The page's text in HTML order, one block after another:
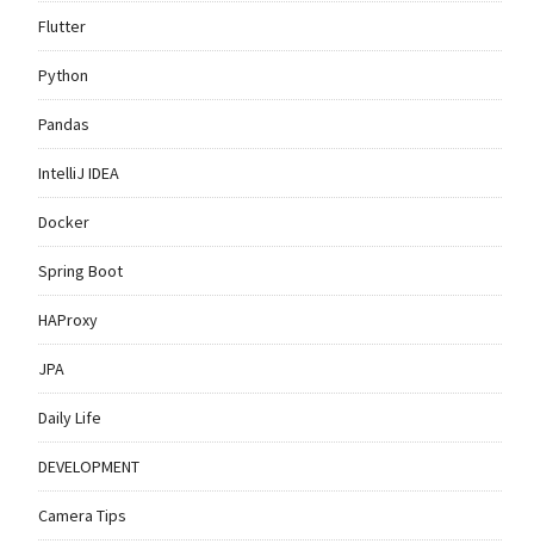
Flutter
Python
Pandas
IntelliJ IDEA
Docker
Spring Boot
HAProxy
JPA
Daily Life
DEVELOPMENT
Camera Tips